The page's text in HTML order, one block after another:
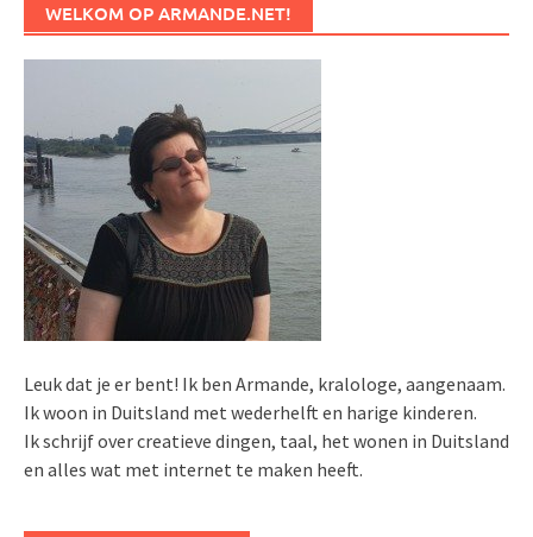
WELKOM OP ARMANDE.NET!
Leuk dat je er bent! Ik ben Armande, kralologe, aangenaam.
Ik woon in Duitsland met wederhelft en harige kinderen.
Ik schrijf over creatieve dingen, taal, het wonen in Duitsland
en alles wat met internet te maken heeft.